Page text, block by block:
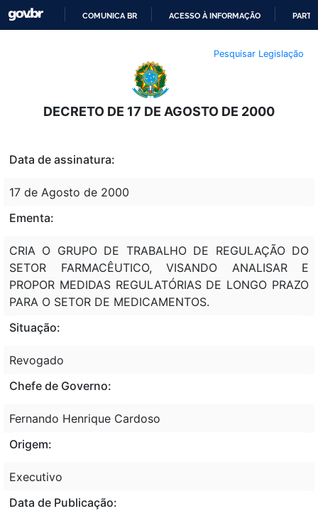
O
CONTEÚDO
COMUNICA BR ACESSO À INFORMAÇÃO
Pesquisar Legislação
DECRETO DE 17 DE AGOSTO DE 2000
Data de assinatura:
17 de Agosto de 2000
Ementa:
CRIA O GRUPO DE TRABALHO DE REGULAÇÃO DO
SETOR FARMACÊUTICO, VISANDO ANALISAR E
PROPOR MEDIDAS REGULATÓRIAS DE LONGO PRAZO
PARA O SETOR DE MEDICAMENTOS.
Situação:
Revogado
Chefe de Governo:
Fernando Henrique Cardoso
Origem:
Executivo
Data de Publicação: